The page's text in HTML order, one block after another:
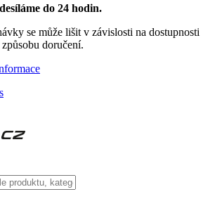
do 24 hodin.
se může lišit v závislosti na dostupnosti
doručení.